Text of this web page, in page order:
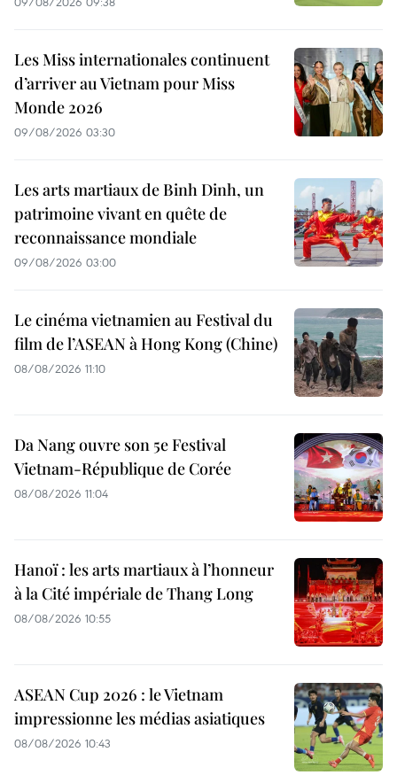
Les Miss internationales continuent
d’arriver au Vietnam pour Miss
Monde 2026
09/08/2026 03:30
Les arts martiaux de Binh Dinh, un
patrimoine vivant en quête de
reconnaissance mondiale
09/08/2026 03:00
Le cinéma vietnamien au Festival du
film de l’ASEAN à Hong Kong (Chine)
08/08/2026 11:10
Da Nang ouvre son 5e Festival
Vietnam-République de Corée
08/08/2026 11:04
Hanoï : les arts martiaux à l’honneur
à la Cité impériale de Thang Long
08/08/2026 10:55
ASEAN Cup 2026 : le Vietnam
impressionne les médias asiatiques
08/08/2026 10:43